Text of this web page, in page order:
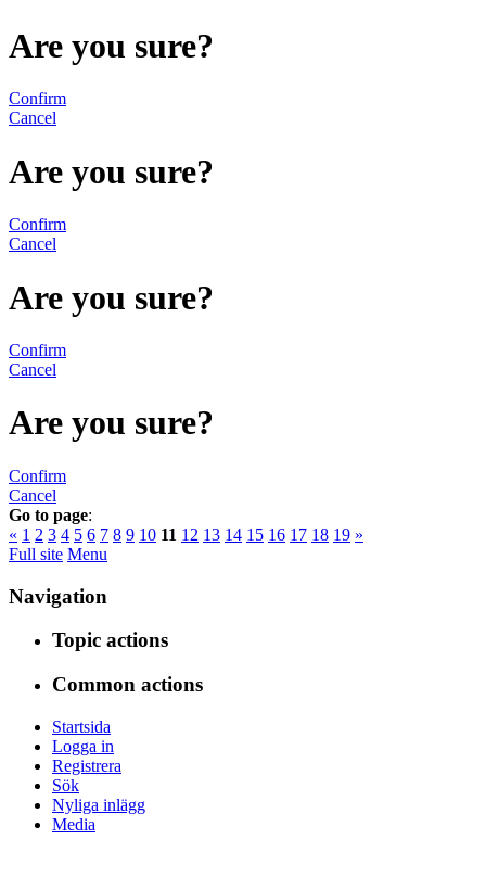
Are you sure?
Confirm
Cancel
Are you sure?
Confirm
Cancel
Are you sure?
Confirm
Cancel
Are you sure?
Confirm
Cancel
Go to page:
« 1 2 3 4 5 6 7 8 9 10 11 12 13 14 15 16 17 18 19 »
Full site Menu
Navigation
Topic actions
Common actions
Startsida
Logga in
Registrera
Sök
Nyliga inlägg
Media